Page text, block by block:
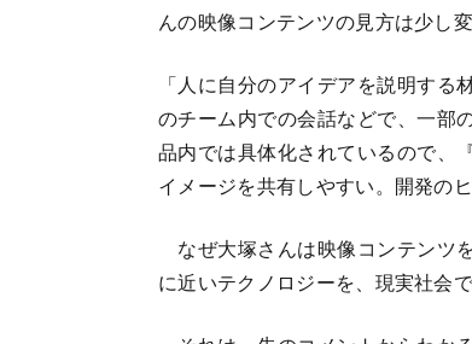
んの映像コンテンツの見方は少し変
「人に自分のアイデアを説明す
のチーム内での会話などで、一部
品内では具体化されているので、
イメージを共有しやすい。開発の
なぜ大塚さんは映像コンテンツ
に近いテクノロジーを、現実社会